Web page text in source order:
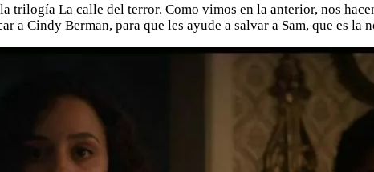
trilogía La calle del terror. Como vimos en la anterior, nos
a Cindy Berman, para que les ayude a salvar a Sam, que es